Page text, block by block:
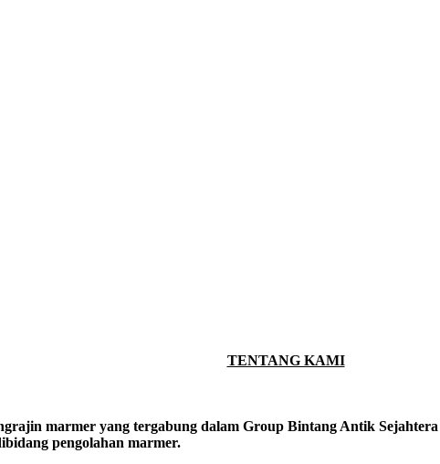
TENTANG KAMI
marmer yang tergabung dalam Group Bintang Antik
pengolahan marmer.